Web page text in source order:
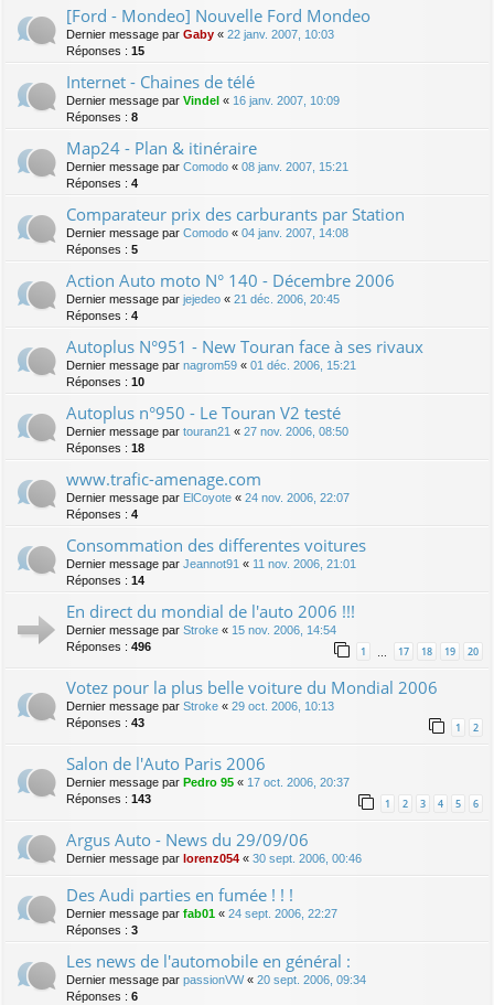
[Ford - Mondeo] Nouvelle Ford Mondeo
Dernier message par Gaby « 22 janv. 2007, 10:03
Réponses : 15
Internet - Chaines de télé
Dernier message par Vindel « 16 janv. 2007, 10:09
Réponses : 8
Map24 - Plan & itinéraire
Dernier message par Comodo « 08 janv. 2007, 15:21
Réponses : 4
Comparateur prix des carburants par Station
Dernier message par Comodo « 04 janv. 2007, 14:08
Réponses : 5
Action Auto moto N° 140 - Décembre 2006
Dernier message par jejedeo « 21 déc. 2006, 20:45
Réponses : 4
Autoplus N°951 - New Touran face à ses rivaux
Dernier message par nagrom59 « 01 déc. 2006, 15:21
Réponses : 10
Autoplus n°950 - Le Touran V2 testé
Dernier message par touran21 « 27 nov. 2006, 08:50
Réponses : 18
www.trafic-amenage.com
Dernier message par ElCoyote « 24 nov. 2006, 22:07
Réponses : 4
Consommation des differentes voitures
Dernier message par Jeannot91 « 11 nov. 2006, 21:01
Réponses : 14
En direct du mondial de l'auto 2006 !!!
Dernier message par Stroke « 15 nov. 2006, 14:54
Réponses : 496 1 … 17 18 19 20
Votez pour la plus belle voiture du Mondial 2006
Dernier message par Stroke « 29 oct. 2006, 10:13
Réponses : 43 1 2
Salon de l'Auto Paris 2006
Dernier message par Pedro 95 « 17 oct. 2006, 20:37
Réponses : 143 1 2 3 4 5 6
Argus Auto - News du 29/09/06
Dernier message par lorenz054 « 30 sept. 2006, 00:46
Des Audi parties en fumée ! ! !
Dernier message par fab01 « 24 sept. 2006, 22:27
Réponses : 3
Les news de l'automobile en général :
Dernier message par passionVW« 20 sept. 2006, 09:34
Réponses : 6